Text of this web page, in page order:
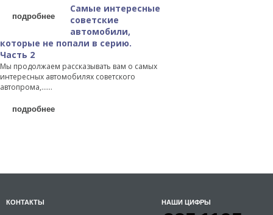
подробнее
Самые интересные
советские
автомобили,
которые не попали в серию.
Часть 2
Мы продолжаем рассказывать вам о самых
интересных автомобилях советского
автопрома,…...
подробнее
КОНТАКТЫ НАШИ ЦИФРЫ